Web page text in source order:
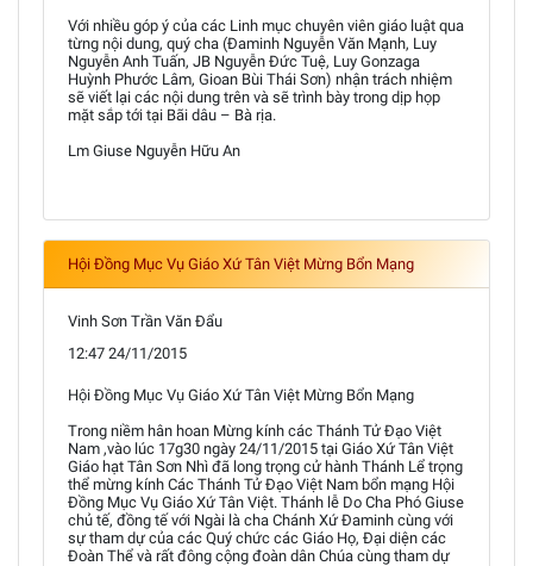
Với nhiều góp ý của các Linh mục chuyên viên giáo luật qua
từng nội dung, quý cha (Đaminh Nguyễn Văn Mạnh, Luy
Nguyễn Anh Tuấn, JB Nguyễn Đức Tuệ, Luy Gonzaga
Huỳnh Phước Lâm, Gioan Bùi Thái Sơn) nhận trách nhiệm
sẽ viết lại các nội dung trên và sẽ trình bày trong dịp họp
mặt sắp tới tại Bãi dâu – Bà rịa.
Lm Giuse Nguyễn Hữu An
Hội Đồng Mục Vụ Giáo Xứ Tân Việt Mừng Bổn Mạng
Vinh Sơn Trần Văn Đẩu
12:47 24/11/2015
Hội Đồng Mục Vụ Giáo Xứ Tân Việt Mừng Bổn Mạng
Trong niềm hân hoan Mừng kính các Thánh Tử Đạo Việt
Nam ,vào lúc 17g30 ngày 24/11/2015 tại Giáo Xứ Tân Việt
Giáo hạt Tân Sơn Nhì đã long trọng cử hành Thánh Lể trọng
thể mừng kính Các Thánh Tử Đạo Việt Nam bổn mạng Hội
Đồng Mục Vụ Giáo Xứ Tân Việt. Thánh lễ Do Cha Phó Giuse
chủ tế, đồng tế với Ngài là cha Chánh Xứ Đaminh cùng với
sự tham dự của các Quý chức các Giáo Họ, Đại diện các
Đoàn Thể và rất đông cộng đoàn dân Chúa cùng tham dự